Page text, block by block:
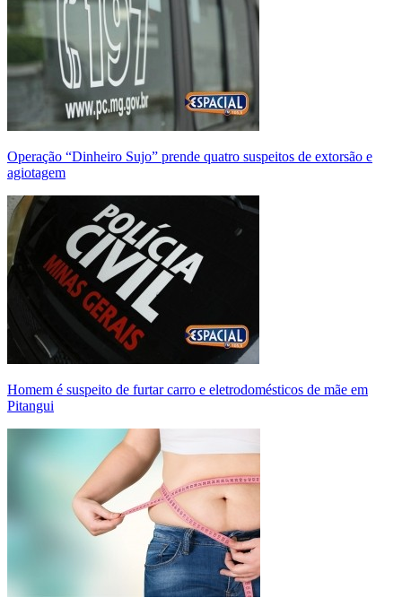
Operação “Dinheiro Sujo” prende quatro suspeitos de extorsão e
agiotagem
Homem é suspeito de furtar carro e eletrodomésticos de mãe em
Pitangui